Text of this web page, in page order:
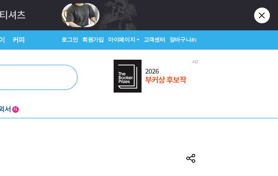
커피 로그인 회원가입 마이페이지 고객센터 장바구니(0)
서
N